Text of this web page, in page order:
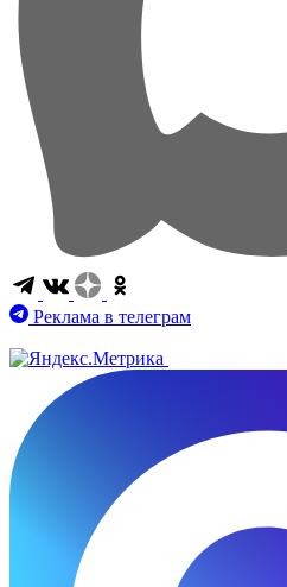
Реклама в телеграм